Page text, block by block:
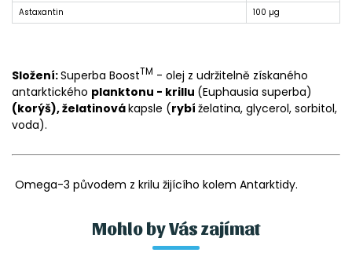
Astaxantin
100 µg
Složení:Superba BoostTM - olej z udržitelně získaného
antarktického planktonu - krillu (Euphausia superba)
(korýš), želatinovákapsle (rybí želatina, glycerol, sorbitol,
voda).
Omega-3 původem z krilu žijícího kolem Antarktidy.
Mohlo by Vás zajímat